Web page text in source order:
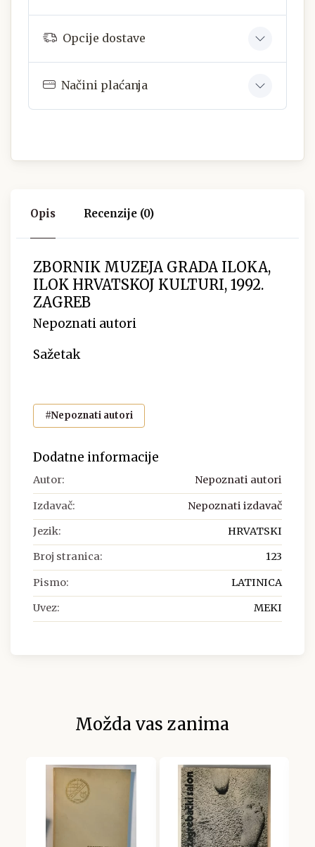
Opcije dostave
Načini plaćanja
Opis Recenzije (0)
ZBORNIK MUZEJA GRADA ILOKA,
ILOK HRVATSKOJ KULTURI, 1992.
ZAGREB
Nepoznati autori
Sažetak
#Nepoznati autori
Dodatne informacije
Autor: Nepoznati autori
Izdavač: Nepoznati izdavač
Jezik: HRVATSKI
Broj stranica: 123
Pismo: LATINICA
Uvez: MEKI
Možda vas zanima